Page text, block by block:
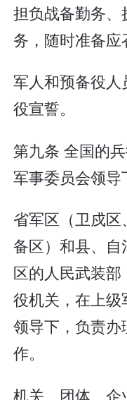
担负战备勤务
务，随时准备应
军人和预备役
役宣誓。
第九条 全国的
军事委员会领导
省军区（卫戍
备区）和县、
区的人民武装
役机关，在上
领导下，负责
作。
机关、团体、